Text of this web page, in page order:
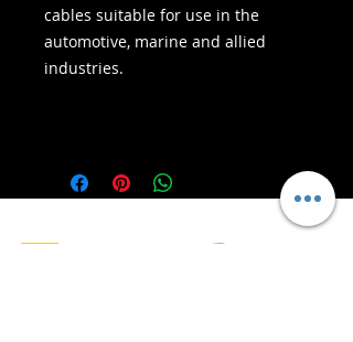
cables suitable for use in the
automotive, marine and allied
industries.
Acquisti sicuri: